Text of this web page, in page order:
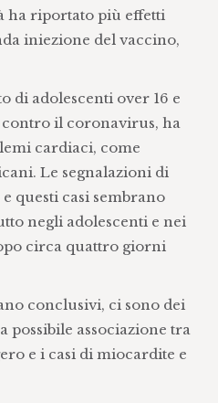
ha riportato più effetti
iniezione del vaccino,
di adolescenti over 16 e
il coronavirus, ha
cardiaci, come
Le segnalazioni di
questi casi sembrano
negli adolescenti e nei
circa quattro giorni
conclusivi, ci sono dei
possibile associazione tra
e i casi di miocardite e